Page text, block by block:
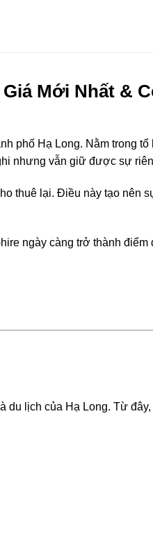
Mới Nhất &
phố Hạ Long. Nằm trong
nhưng vẫn giữ được sự
thuê lại. Điều này tạo nên
ngày càng trở thành điểm
lịch của Hạ Long. Từ